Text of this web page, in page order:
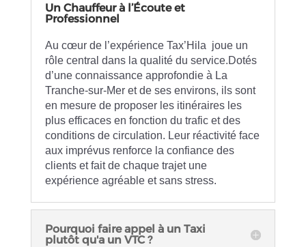
Un Chauffeur à l’Écoute et
Professionnel
Au cœur de l’expérience Tax’Hila joue un
rôle central dans la qualité du service.Dotés
d’une connaissance approfondie à La
Tranche-sur-Mer et de ses environs, ils sont
en mesure de proposer les itinéraires les
plus efficaces en fonction du trafic et des
conditions de circulation. Leur réactivité face
aux imprévus renforce la confiance des
clients et fait de chaque trajet une
expérience agréable et sans stress.
Pourquoi faire appel à un Taxi
plutôt qu'a un VTC ?